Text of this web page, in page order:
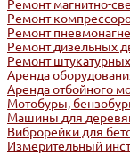
Ремонт магнитно-
Ремонт
Ремонт
Ремонт дизельных
Ремонт
Аренда
Аренда отбойного
Мотобуры,
Машины для
Виброрейки для
Измерительный